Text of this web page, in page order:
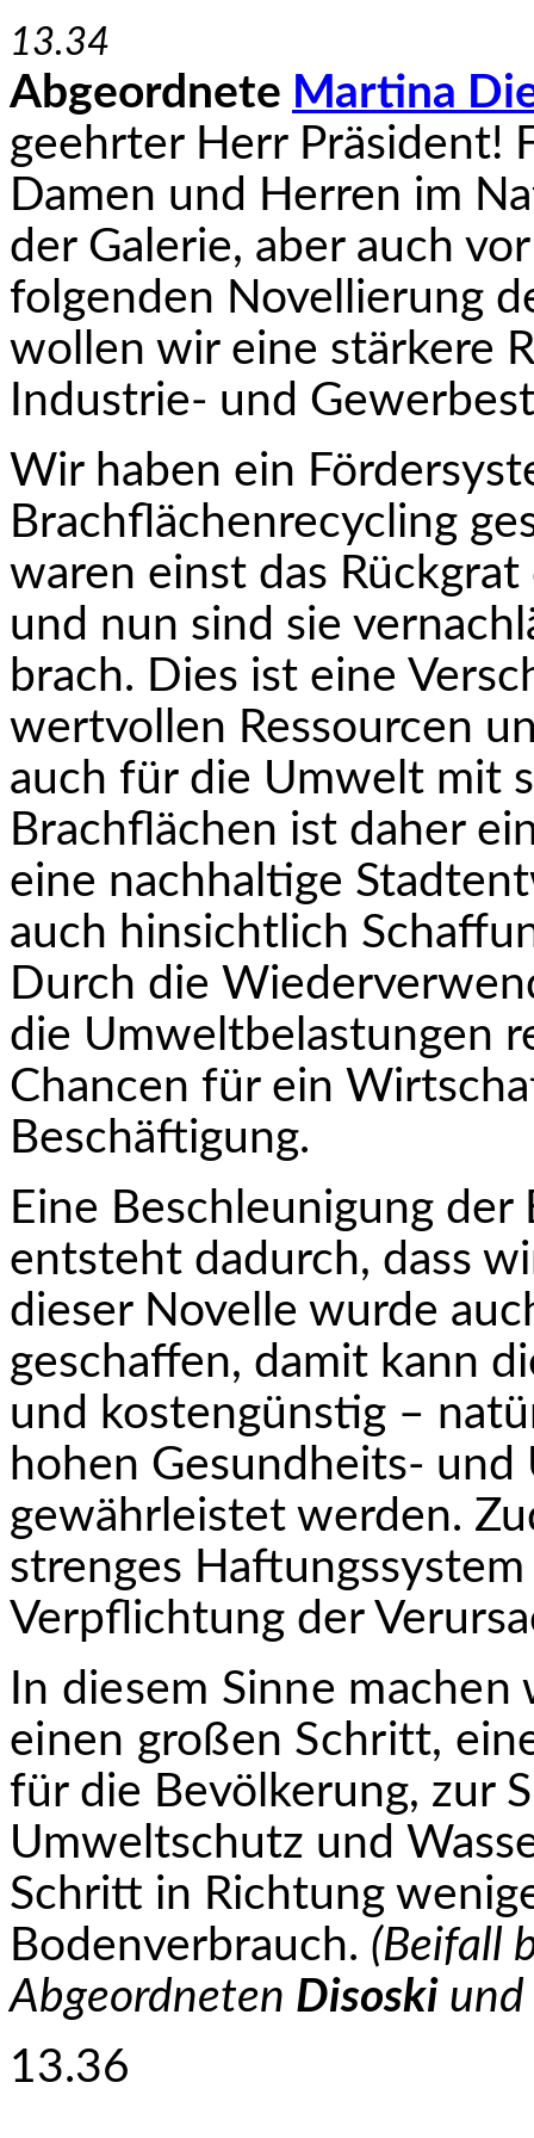
13.34
Abgeordnete Martina
geehrter Herr Präsident!
Damen und Herren im
der Galerie, aber auch
folgenden Novellierung
wollen wir eine stärkere
Industrie- und
Wir haben ein
Brachflächenrecycling
waren einst das
und nun sind sie
brach. Dies ist eine
wertvollen Ressourcen
auch für die Umwelt mit
Brachflächen ist daher
eine nachhaltige
auch hinsichtlich
Durch die
die Umweltbelastungen
Chancen für ein
Beschäftigung.
Eine Beschleunigung
entsteht dadurch, dass
dieser Novelle wurde
geschaffen, damit kann
und kostengünstig –
hohen Gesundheits-
gewährleistet werden.
strenges
Verpflichtung der
In diesem Sinne
einen großen Schritt,
für die Bevölkerung, zur
Umweltschutz und
Schritt in Richtung
Bodenverbrauch. (Beifall
Abgeordneten Disoski und
13.36